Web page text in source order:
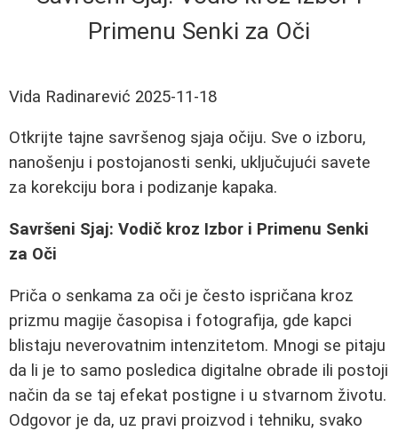
Primenu Senki za Oči
Vida Radinarević 2025-11-18
Otkrijte tajne savršenog sjaja očiju. Sve o izboru,
nanošenju i postojanosti senki, uključujući savete
za korekciju bora i podizanje kapaka.
Savršeni Sjaj: Vodič kroz Izbor i Primenu Senki
za Oči
Priča o senkama za oči je često ispričana kroz
prizmu magije časopisa i fotografija, gde kapci
blistaju neverovatnim intenzitetom. Mnogi se pitaju
da li je to samo posledica digitalne obrade ili postoji
način da se taj efekat postigne i u stvarnom životu.
Odgovor je da, uz pravi proizvod i tehniku, svako